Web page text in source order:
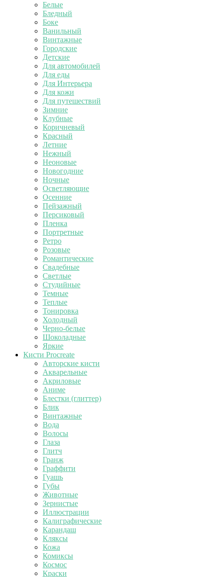
Белые
Бледный
Боке
Ванильный
Винтажные
Городские
Детские
Для автомобилей
Для еды
Для Интерьера
Для кожи
Для путешествий
Зимние
Клубные
Коричневый
Красный
Летние
Нежный
Неоновые
Новогодние
Ночные
Осветляющие
Осенние
Пейзажный
Персиковый
Пленка
Портретные
Ретро
Розовые
Романтические
Свадебные
Светлые
Студийные
Темные
Теплые
Тонировка
Холодный
Черно-белые
Шоколадные
Яркие
Кисти Procreate
Авторские кисти
Акварельные
Акриловые
Аниме
Блестки (глиттер)
Блик
Винтажные
Вода
Волосы
Глаза
Глитч
Гранж
Граффити
Гуашь
Губы
Животные
Зернистые
Иллюстрации
Калиграфические
Карандаш
Кляксы
Кожа
Комиксы
Космос
Краски